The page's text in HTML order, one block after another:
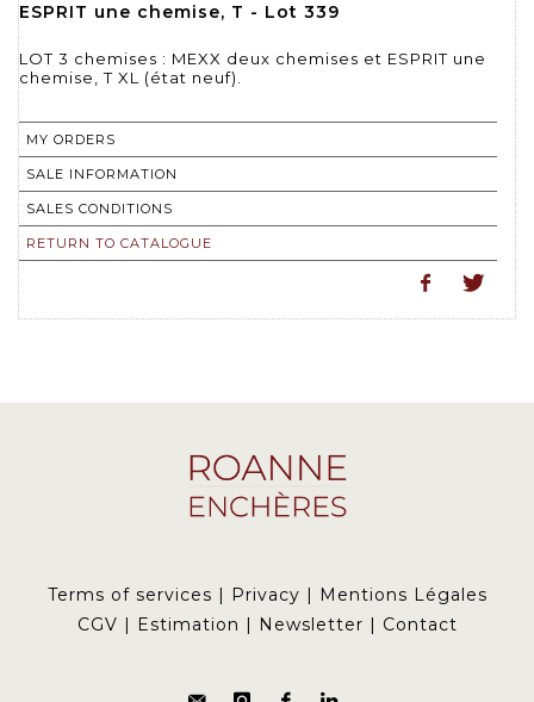
ESPRIT une chemise, T - Lot 339
LOT 3 chemises : MEXX deux chemises et ESPRIT une
chemise, T XL (état neuf).
MY ORDERS
SALE INFORMATION
SALES CONDITIONS
RETURN TO CATALOGUE
Terms of services Privacy
Mentions Légales
CGV
Estimation Newsletter Contact